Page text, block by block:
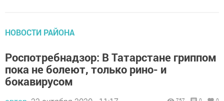
НОВОСТИ РАЙОНА
Роспотребнадзор: В Татарстане гриппом
пока не болеют, только рино- и
бокавирусом
автор, 22 октября 2020 - 11:17